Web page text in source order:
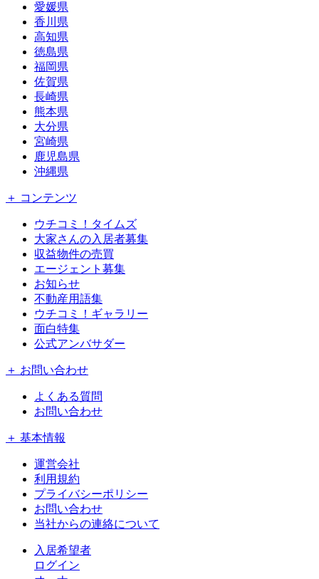
愛媛県
香川県
高知県
徳島県
福岡県
佐賀県
長崎県
熊本県
大分県
宮崎県
鹿児島県
沖縄県
＋ コンテンツ
ウチコミ！タイムズ
大家さんの入居者募集
収益物件の売買
エージェント募集
お知らせ
不動産用語集
ウチコミ！ギャラリー
面白特集
公式アンバサダー
＋ お問い合わせ
よくある質問
お問い合わせ
＋ 基本情報
運営会社
利用規約
プライバシーポリシー
お問い合わせ
当社からの連絡について
入居希望者
ログイン